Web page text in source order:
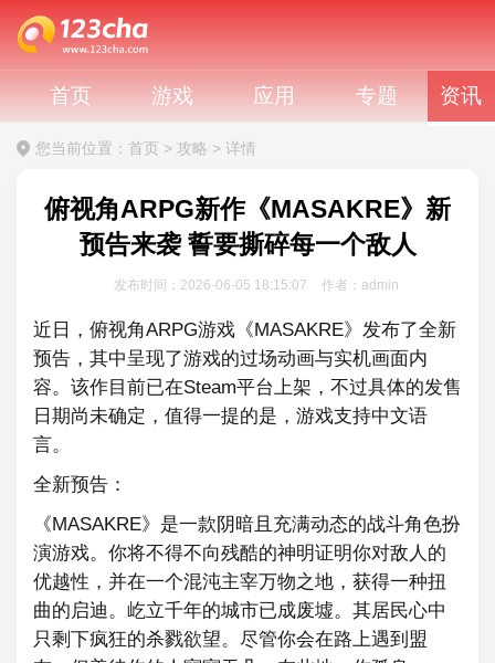
首页 游戏 应用 专题 资讯
您当前位置： 首页 > 攻略 > 详情
俯视角ARPG新作《MASAKRE》新
预告来袭 誓要撕碎每一个敌人
发布时间：2026-06-05 18:15:07 作者：admin
近日，俯视角ARPG游戏《MASAKRE》发布了全新
预告，其中呈现了游戏的过场动画与实机画面内
容。该作目前已在Steam平台上架，不过具体的发售
日期尚未确定，值得一提的是，游戏支持中文语
言。
全新预告：
《MASAKRE》是一款阴暗且充满动态的战斗角色扮
演游戏。你将不得不向残酷的神明证明你对敌人的
优越性，并在一个混沌主宰万物之地，获得一种扭
曲的启迪。屹立千年的城市已成废墟。其居民心中
只剩下疯狂的杀戮欲望。尽管你会在路上遇到盟